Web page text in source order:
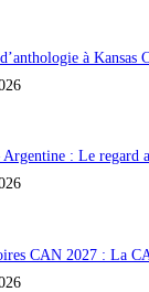
à
: Le regard
CAN 2027 : La